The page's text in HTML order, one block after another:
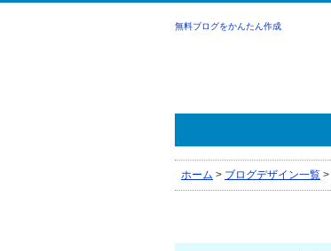
無料ブログをかんたん作成
ホーム > ブログデザイン一覧 >